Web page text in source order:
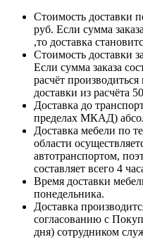
Стоимость доставки
руб. Если сумма
,то доставка
Стоимость доставки
Если сумма заказа
расчёт
доставки из расчёта
Доставка до
пределах МКАД)
Доставка мебели по
области
автотранспортом,
составляет всего 4
Время доставки
понедельника.
Доставка
согласованию с
дня) сотрудником